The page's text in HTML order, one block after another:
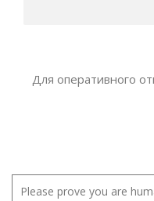
Для оперативного
Please prove you are